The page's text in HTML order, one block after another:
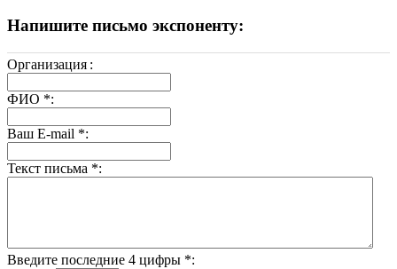
Напишите письмо экспоненту:
Организация :
ФИО *:
Ваш E-mail *:
Текст письма *:
Введите последние 4 цифры *: